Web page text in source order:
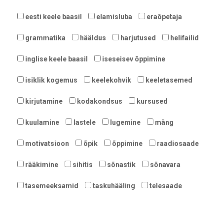
eesti keele baasil elamisluba eraõpetaja
grammatika hääldus harjutused helifailid
inglise keele baasil iseseisev õppimine
isiklik kogemus keelekohvik keeletasemed
kirjutamine kodakondsus kursused
kuulamine lastele lugemine mäng
motivatsioon õpik õppimine raadiosaade
rääkimine sihitis sõnastik sõnavara
tasemeeksamid taskuhääling telesaade